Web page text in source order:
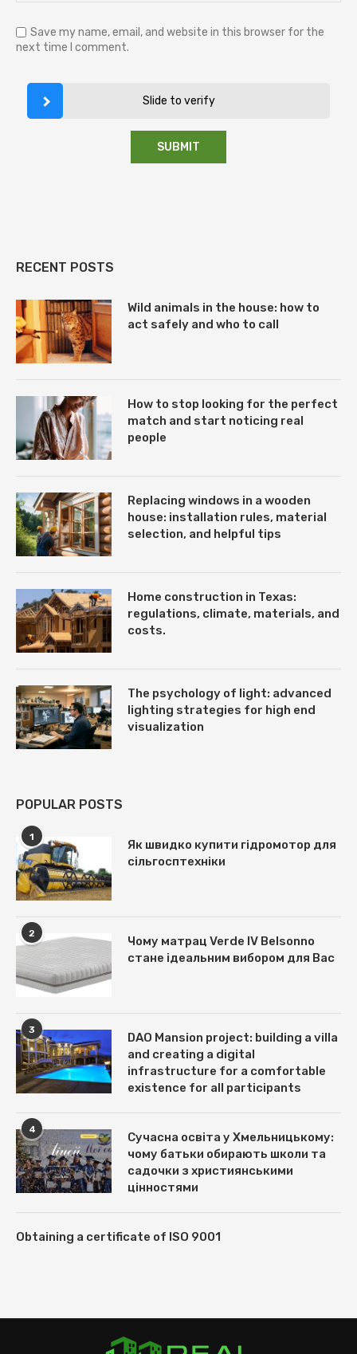
Save my name, email, and website in this browser for the
next time I comment.
Slide to verify
RECENT POSTS
Wild animals in the house: how to
act safely and who to call
How to stop looking for the perfect
match and start noticing real
people
Replacing windows in a wooden
house: installation rules, material
selection, and helpful tips
Home construction in Texas:
regulations, climate, materials, and
costs.
The psychology of light: advanced
lighting strategies for high end
visualization
POPULAR POSTS
1
Як швидко купити гідромотор для
сільгосптехніки
2
Чому матрац Verde IV Belsonno
стане ідеальним вибором для Вас
3
DAO Mansion project: building a villa
and creating a digital
infrastructure for a comfortable
existence for all participants
4
Сучасна освіта у Хмельницькому:
чому батьки обирають школи та
садочки з християнськими
цінностями
Obtaining a certificate of ISO 9001